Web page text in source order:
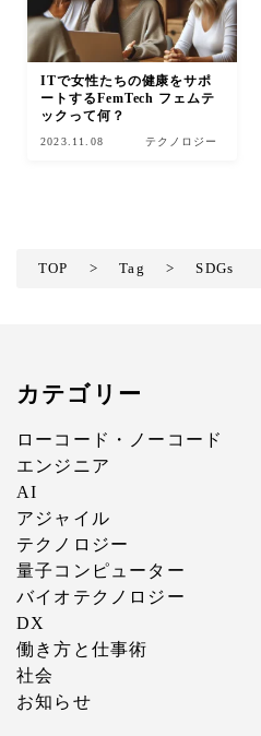
ITで女性たちの健康をサポ
ートするFemTech フェムテ
ックって何？
2023.11.08 テクノロジー
TOP > Tag > SDGs
カテゴリー
ローコード・ノーコード
エンジニア
AI
アジャイル
テクノロジー
量子コンピューター
バイオテクノロジー
DX
働き方と仕事術
社会
お知らせ